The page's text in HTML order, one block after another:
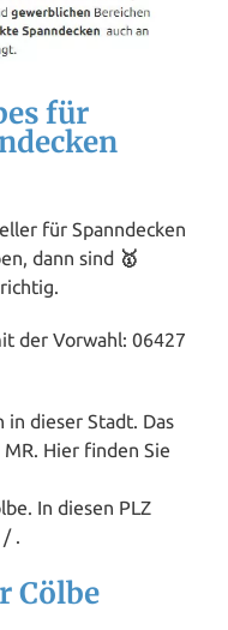
für
für Spanndecken
dann sind 🥇
der Vorwahl: 06427
in dieser Stadt. Das
Hier finden Sie
In diesen PLZ
.
Cölbe